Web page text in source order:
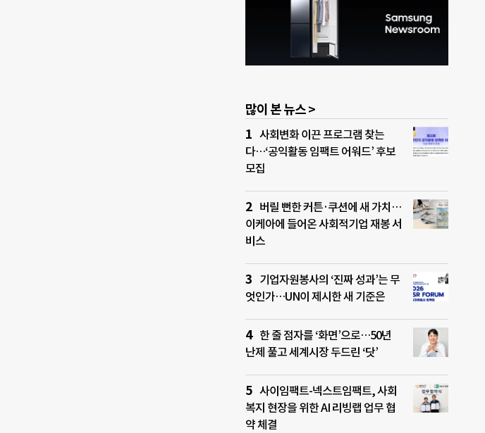
많이 본 뉴스 >
사회변화 이끈 프로그램 찾는
다…‘공익활동 임팩트 어워드’ 후보
모집
버릴 뻔한 커튼·쿠션에 새 가치…
이케아에 들어온 사회적기업 재봉 서
비스
기업자원봉사의 ‘진짜 성과’는 무
엇인가…UN이 제시한 새 기준은
한 줄 점자를 ‘화면’으로…50년
난제 풀고 세계시장 두드린 ‘닷’
사이임팩트-넥스트임팩트, 사회
복지 현장을 위한 AI 리빙랩 업무 협
약 체결